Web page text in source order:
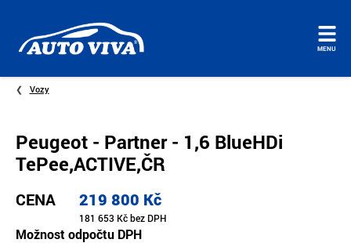
Úvodní
MENU
Vozy
Peugeot - Partner - 1,6 BlueHDi
TePee,ACTIVE,ČR
CENA 219 800 Kč
181 653 Kč bez DPH
Možnost odpočtu DPH